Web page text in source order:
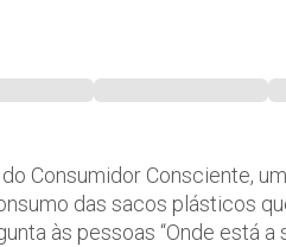
Consumidor Consciente,
das sacos plásticos
às pessoas “Onde está a